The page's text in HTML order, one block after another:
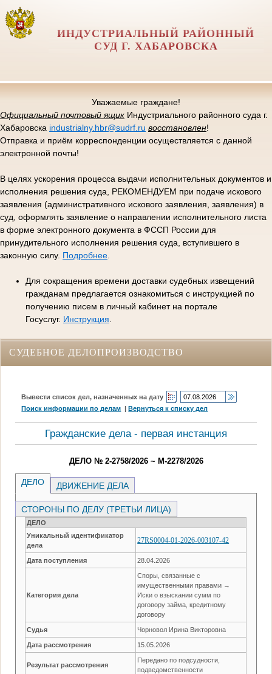
ИНДУСТРИАЛЬНЫЙ РАЙОННЫЙ
СУД Г. ХАБАРОВСКА
Уважаемые граждане!
Официальный почтовый ящик Индустриального районного суда г.
Хабаровска industrialny.hbr@sudrf.ru восстановлен!
Отправка и приём корреспонденции осуществляется с данной
электронной почты!
В целях ускорения процесса выдачи исполнительных документов и
исполнения решения суда, РЕКОМЕНДУЕМ при подаче искового
заявления (административного искового заявления, заявления) в
суд, оформлять заявление о направлении исполнительного листа
в форме электронного документа в ФССП России для
принудительного исполнения решения суда, вступившего в
законную силу. Подробнее
Для сокращения времени доставки судебных извещений
гражданам предлагается ознакомиться с инструкцией по
получению писем в личный кабинет на портале
Госуслуг. Инструкция
СУДЕБНОЕ ДЕЛОПРОИЗВОДСТВО
Вывести список дел, назначенных на дату
Поиск информации по делам |Вернуться к списку дел
Гражданские дела - первая инстанция
ДЕЛО № 2-2758/2026 ~ М-2278/2026
ДЕЛО ДВИЖЕНИЕ ДЕЛА
СТОРОНЫ ПО ДЕЛУ (ТРЕТЬИ ЛИЦА)
ДЕЛО
Уникальный идентификатор
дела
27RS0004-01-2026-003107-42
Дата поступления 28.04.2026
Категория дела
Споры, связанные с
имущественными правами →
Иски о взыскании сумм по
договору займа, кредитному
договору
Судья Чорновол Ирина Викторовна
Дата рассмотрения 15.05.2026
Результат рассмотрения
Передано по подсудности,
подведомственности